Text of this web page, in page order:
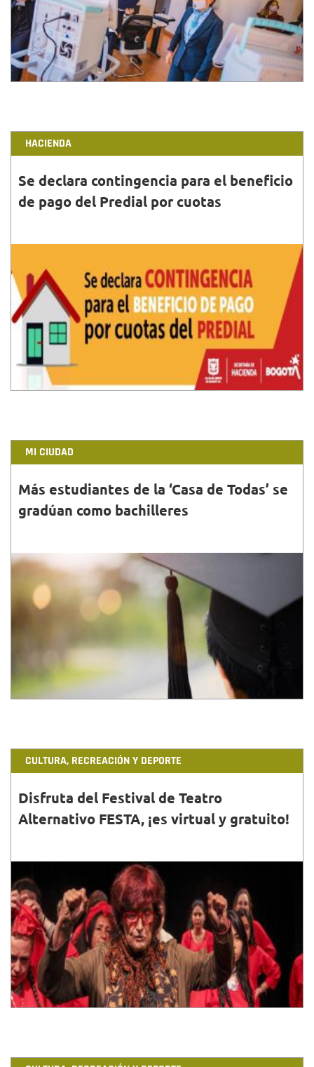
ventiladores, en julio no habrá riesgo de superar la
capacidad hospitalaria para la atención de COVID-19.
HACIENDA
Se declara contingencia para el beneficio
de pago del Predial por cuotas
30•JUN•2020
La Secretaría de Hacienda de Bogotá declaró el
estado de contingencia luego de recibir un informe
relacionado con inconvenientes técnicos.
MI CIUDAD
Más estudiantes de la ‘Casa de Todas’ se
gradúan como bachilleres
30•JUN•2020
18 mujeres y 2 hombres que ejercen actividades
sexuales pagadas en Los Mártires, cursaron sus
estudios en el Colegio Distrital Panamericano.
CULTURA, RECREACIÓN Y DEPORTE
Disfruta del Festival de Teatro
Alternativo FESTA, ¡es virtual y gratuito!
30•JUN•2020
El Festa, hoy se adapta a las circunstancias y
mantiene la magia del arte escénico desde la
virtualidad.